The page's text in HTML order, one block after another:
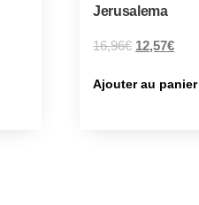
Jerusalema
16,96€ 12,57€
Ajouter au panier